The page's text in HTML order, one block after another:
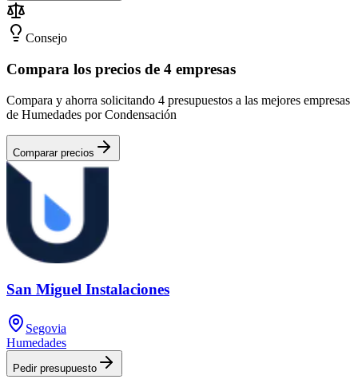
Consejo
Compara los precios de 4 empresas
Compara y ahorra solicitando 4 presupuestos a las mejores empresas
de Humedades por Condensación
Comparar precios
San Miguel Instalaciones
Segovia
Humedades
Pedir presupuesto